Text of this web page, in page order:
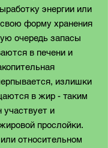
энергии или
форму хранения
очередь запасы
в печени и
излишки
в жир - таким
участвует и
прослойки.
относительном